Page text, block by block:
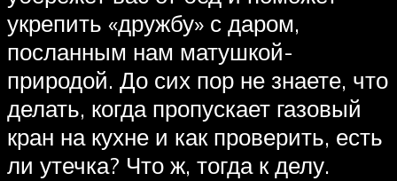
укрепить «дружбу» с даром,
посланным нам матушкой-
природой. До сих пор не знаете, что
делать, когда пропускает газовый
кран на кухне и как проверить, есть
ли утечка? Что ж, тогда к делу.